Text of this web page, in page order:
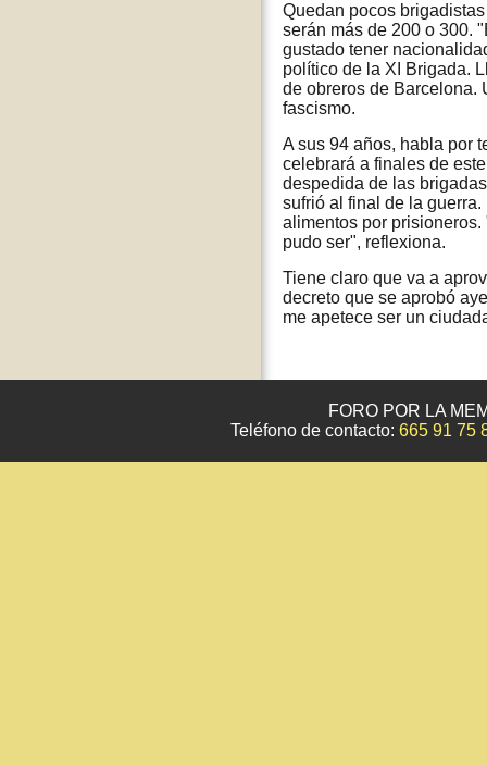
Quedan pocos
serán más de 200 o 300.
gustado tener
político de la XI Brigada.
de obreros de Barcelona.
fascismo.
A sus 94 años, habla por
celebrará a finales de
despedida de las
sufrió al final de la
alimentos por
pudo ser", reflexiona.
Tiene claro que va a
decreto que se aprobó
me apetece ser un
FORO POR LA
Teléfono de contacto: 665 91 75